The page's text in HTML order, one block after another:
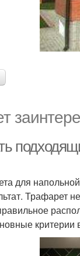
для
Трафарет
критерии